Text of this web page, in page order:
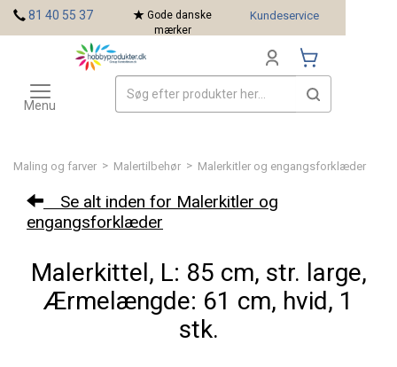
Maling og farver > Malertilbehør > Malerkitler og engangsforklæder
Se alt inden for Malerkitler og
engangsforklæder
Malerkittel, L: 85 cm, str. large,
Ærmelængde: 61 cm, hvid, 1
stk.
81 40 55 37
Gode danske
mærker
Kundeservice
Toggle
navigation
Menu
Mærker